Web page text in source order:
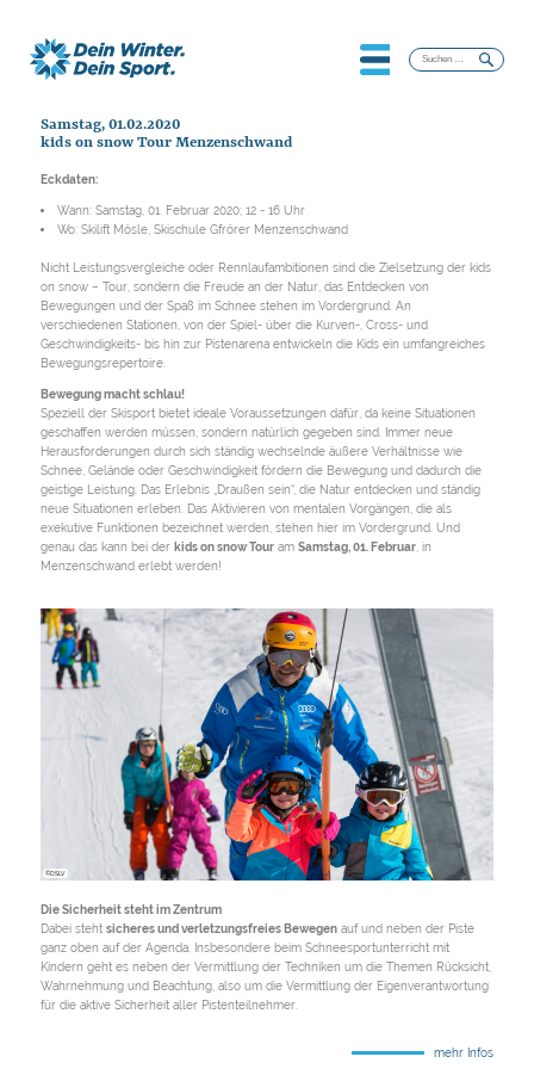
Suchen
nach:
Samstag, 01.02.2020
kids on snow Tour Menzenschwand
Eckdaten:
Wann: Samstag, 01. Februar 2020; 12 - 16 Uhr
Wo: Skilift Mösle, Skischule Gfrörer Menzenschwand
Nicht Leistungsvergleiche oder Rennlaufambitionen sind die Zielsetzung der kids
on snow – Tour, sondern die Freude an der Natur, das Entdecken von
Bewegungen und der Spaß im Schnee stehen im Vordergrund. An
verschiedenen Stationen, von der Spiel- über die Kurven-, Cross- und
Geschwindigkeits- bis hin zur Pistenarena entwickeln die Kids ein umfangreiches
Bewegungsrepertoire.
Bewegung macht schlau!
Speziell der Skisport bietet ideale Voraussetzungen dafür, da keine Situationen
geschaffen werden müssen, sondern natürlich gegeben sind. Immer neue
Herausforderungen durch sich ständig wechselnde äußere Verhältnisse wie
Schnee, Gelände oder Geschwindigkeit fördern die Bewegung und dadurch die
geistige Leistung. Das Erlebnis „Draußen sein“, die Natur entdecken und ständig
neue Situationen erleben. Das Aktivieren von mentalen Vorgängen, die als
exekutive Funktionen bezeichnet werden, stehen hier im Vordergrund. Und
genau das kann bei der kids on snow Tour am Samstag, 01. Februar , in
Menzenschwand erlebt werden!
©DSLV
Die Sicherheit steht im Zentrum
Dabei steht sicheres und verletzungsfreies Bewegen auf und neben der Piste
ganz oben auf der Agenda. Insbesondere beim Schneesportunterricht mit
Kindern geht es neben der Vermittlung der Techniken um die Themen Rücksicht,
Wahrnehmung und Beachtung, also um die Vermittlung der Eigenverantwortung
für die aktive Sicherheit aller Pistenteilnehmer.
mehr Infos